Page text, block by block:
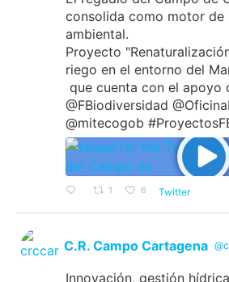
consolida como motor de
ambiental.
Proyecto
riego en el entorno del
que cuenta con el apoyo
@FBiodiversidad
@mitecogob
1 6 Twitter
C.R. Campo Cartagena
Innovación, gestión